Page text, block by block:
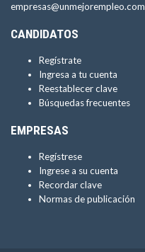
empresas@unmejorempleo.com
CANDIDATOS
Regístrate
Ingresa a tu cuenta
Reestablecer clave
Búsquedas frecuentes
EMPRESAS
Regístrese
Ingrese a su cuenta
Recordar clave
Normas de publicación